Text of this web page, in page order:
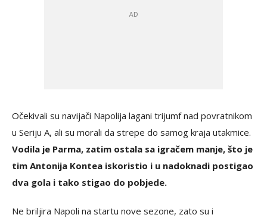
Očekivali su navijači Napolija lagani trijumf nad povratnikom
u Seriju A, ali su morali da strepe do samog kraja utakmice.
Vodila je Parma, zatim ostala sa igračem manje, što je
tim Antonija Kontea iskoristio i u nadoknadi postigao
dva gola i tako stigao do pobjede.
Ne briljira Napoli na startu nove sezone, zato su i